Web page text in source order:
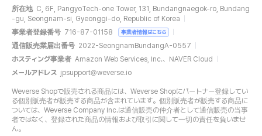
所在地 C, 6F, PangyoTech-one Tower, 131, Bundangnaegok-ro, Bundang
-gu, Seongnam-si, Gyeonggi-do, Republic of Korea
事業者登録番号 716-87-01158 事業者情報はこちら
通信販売業届出番号 2022-SeongnamBundangA-0557
ホスティング事業者 Amazon Web Services, Inc.、NAVER Cloud
メールアドレス jpsupport@weverse.io
Weverse Shopで販売される商品には、Weverse Shopにパートナー登録してい
る個別販売者が販売する商品が含まれています。個別販売者が販売する商品に
ついては、Weverse Company Inc.は通信販売の仲介者として通信販売の当事
者ではなく、登録された商品の情報および取引に関して一切の責任を負いませ
ん。